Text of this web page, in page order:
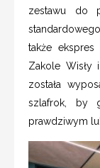
zestawu do
także
Zakole Wisły
została
szlafrok, by
prawdziwym